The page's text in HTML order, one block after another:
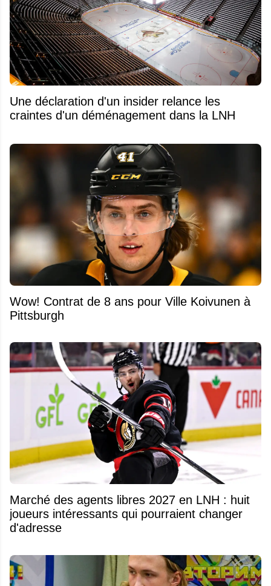
Une déclaration d'un insider relance les
craintes d'un déménagement dans la LNH
Wow! Contrat de 8 ans pour Ville Koivunen à
Pittsburgh
Marché des agents libres 2027 en LNH : huit
joueurs intéressants qui pourraient changer
d'adresse